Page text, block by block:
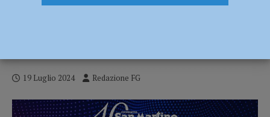
Tir caricati oltre i limiti di legge, bloccati
19 Luglio 2024 Redazione FG